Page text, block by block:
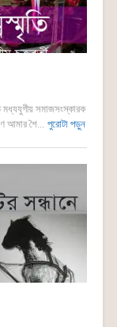
মধ্যযুগীয় সমাজসংস্কারক
আমার শৈ... পুরোটা পড়ুন